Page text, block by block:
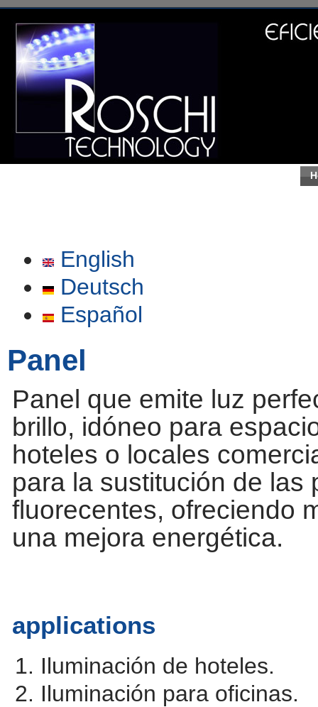
English
Deutsch
Español
Panel
Panel que emite luz
brillo, idóneo para
hoteles o locales
para la sustitución de las
fluorecentes, ofreciendo
una mejora energética.
applications
Iluminación de hoteles.
Iluminación para oficinas.